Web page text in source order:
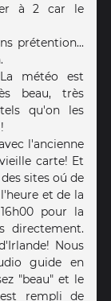
à 2 car le
prétention...
météo est
beau, très
qu'on les
l'ancienne
carte! Et
sites oú de
et de la
pour la
directement.
Nous
guide en
"beau" et le
rempli de